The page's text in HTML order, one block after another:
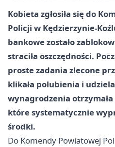
Kobieta zgłosiła się do
Policji w Kędzierzynie-
bankowe zostało
straciła oszczędności.
proste zadania zlecone
klikała polubienia i
wynagrodzenia otrzymała
które systematycznie
środki.
Do Komendy Powiatowej